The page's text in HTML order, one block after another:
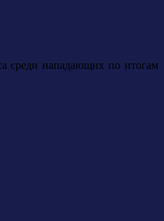
среди нападающих по итогам